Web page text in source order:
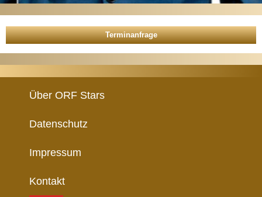
Über ORF Stars
Datenschutz
Impressum
Kontakt